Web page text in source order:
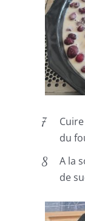
du
A la
de